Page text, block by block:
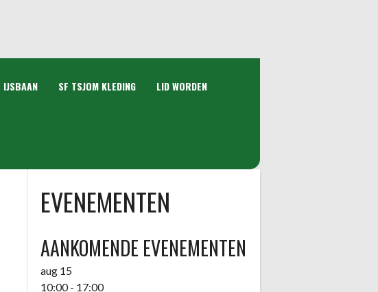
IJSBAAN SF TSJOM KLEDING LID WORDEN
EVENEMENTEN
AANKOMENDE EVENEMENTEN
aug 15
10:00- 17:00